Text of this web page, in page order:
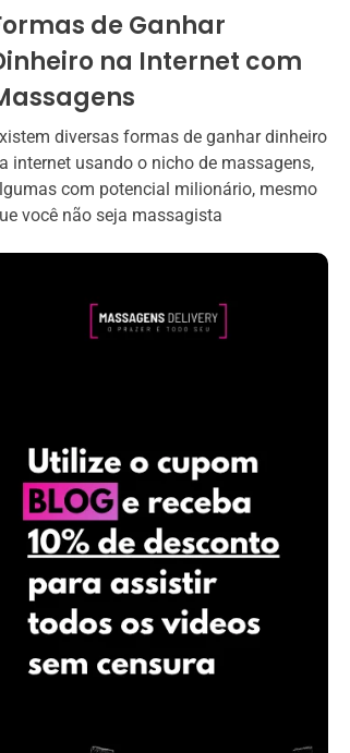
de Ganhar
na Internet com
diversas formas de ganhar dinheiro
internet usando o nicho de massagens,
com potencial milionário, mesmo
você não seja massagista